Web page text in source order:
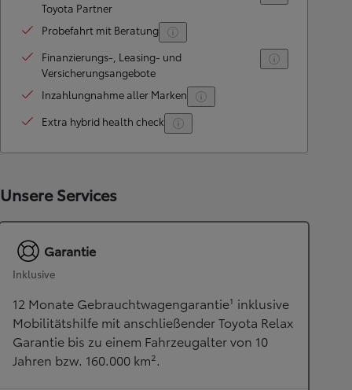
Toyota Partner
Probefahrt mit Beratung
Finanzierungs-, Leasing- und
Versicherungsangebote
Inzahlungnahme aller Marken
Extra hybrid health check
Unsere Services
Garantie
Inklusive
12 Monate Gebrauchtwagengarantie¹ inklusive
Mobilitätshilfe mit anschließender Toyota Relax
Garantie bis zu einem Fahrzeugalter von 10
Jahren bzw. 160.000 km².